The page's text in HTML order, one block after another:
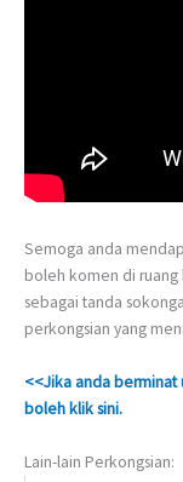
Semoga anda
boleh komen di ruang
sebagai tanda
perkongsian yang
<<Jika anda berminat
boleh klik sini.
Lain-lain Perkongsian: